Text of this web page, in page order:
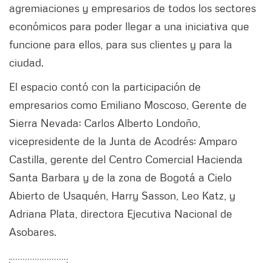
agremiaciones y empresarios de todos los sectores
económicos para poder llegar a una iniciativa que
funcione para ellos, para sus clientes y para la
ciudad.
El espacio contó con la participación de
empresarios como Emiliano Moscoso, Gerente de
Sierra Nevada; Carlos Alberto Londoño,
vicepresidente de la Junta de Acodrés; Amparo
Castilla, gerente del Centro Comercial Hacienda
Santa Barbara y de la zona de Bogotá a Cielo
Abierto de Usaquén, Harry Sasson, Leo Katz, y
Adriana Plata, directora Ejecutiva Nacional de
Asobares.